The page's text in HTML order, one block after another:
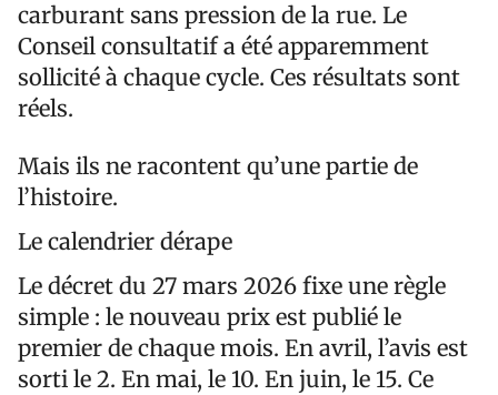
carburant sans pression de la rue. Le
Conseil consultatif a été apparemment
sollicité à chaque cycle. Ces résultats sont
réels.
Mais ils ne racontent qu’une partie de
l’histoire.
Le calendrier dérape
Le décret du 27 mars 2026 fixe une règle
simple : le nouveau prix est publié le
premier de chaque mois. En avril, l’avis est
sorti le 2. En mai, le 10. En juin, le 15. Ce